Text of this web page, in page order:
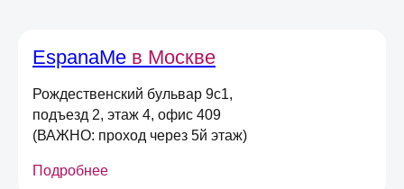
EspanaMe в Москве
Рождественский бульвар 9с1,
подъезд 2, этаж 4, офис 409
(ВАЖНО: проход через 5й этаж)
Подробнее
Я согласен на обработку
данных в соответствии
Отправить